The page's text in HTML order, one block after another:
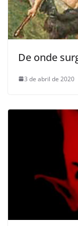
De onde
3 de abril de 2020